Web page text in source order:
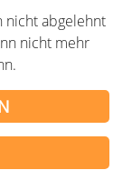
der
Raum
nicht abgelehnt
nicht mehr